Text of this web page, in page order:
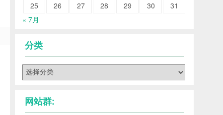
25
26 27 28 29 30
31
« 7月
分类
网站群: